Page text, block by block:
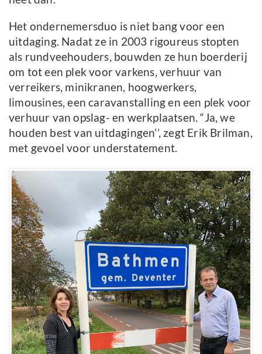
Het ondernemersduo is niet bang voor een
uitdaging. Nadat ze in 2003 rigoureus stopten
als rundveehouders, bouwden ze hun boerderij
om tot een plek voor varkens, verhuur van
verreikers, minikranen, hoogwerkers,
limousines, een caravanstalling en een plek voor
verhuur van opslag- en werkplaatsen. “Ja, we
houden best van uitdagingen’’, zegt Erik Brilman,
met gevoel voor understatement.